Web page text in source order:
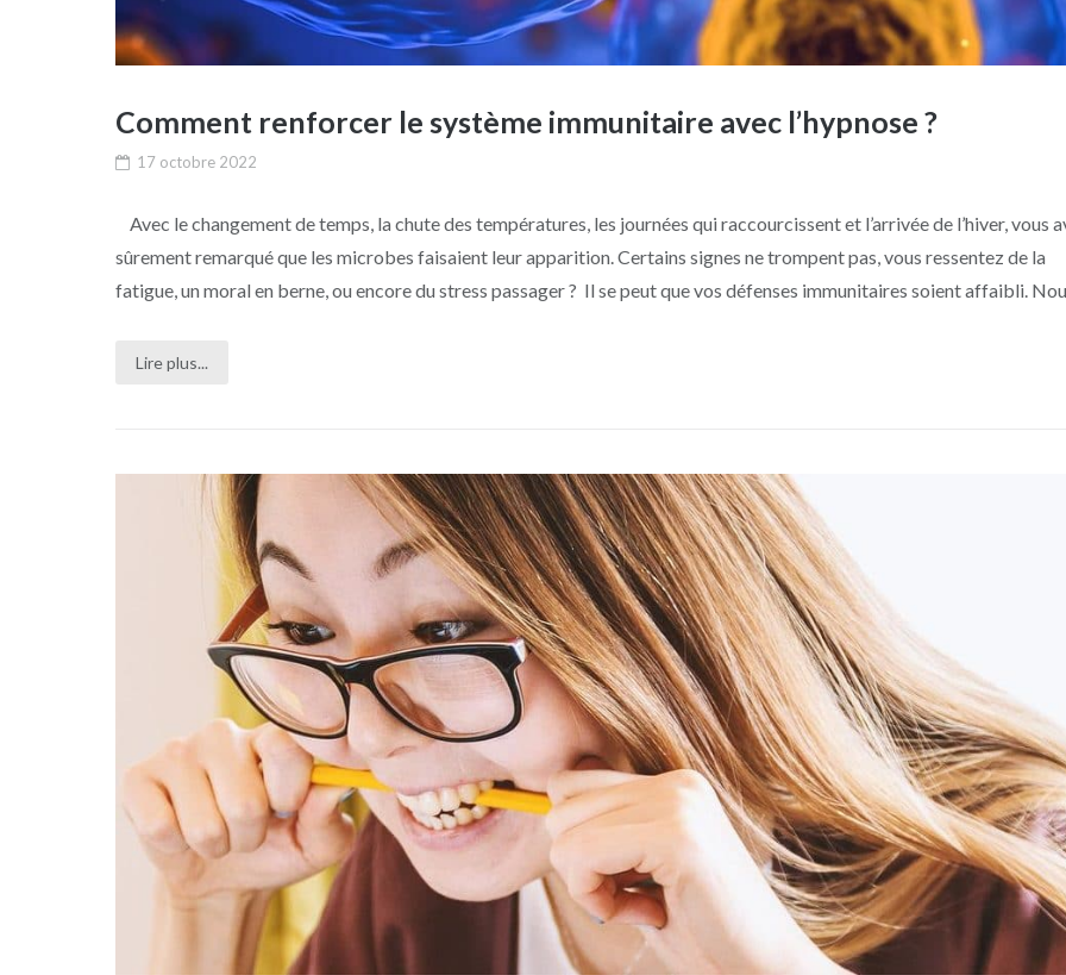
Comment renforcer le système immunitaire avec l’hypnose ?
17 octobre 2022
Avec le changement de temps, la chute des températures, les journées qui raccourcissent et l’arrivée de l’hiver, vous
sûrement remarqué que les microbes faisaient leur apparition. Certains signes ne trompent pas, vous ressentez de la
fatigue, un moral en berne, ou encore du stress passager ? Il se peut que vos défenses immunitaires soient affaibli.
Lire plus...